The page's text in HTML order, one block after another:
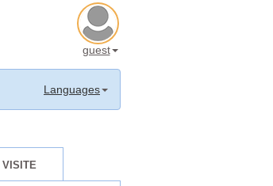
guest
Languages
VISITE